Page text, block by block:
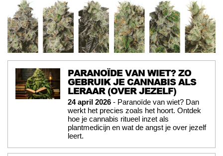
PARANOÏDE VAN WIET? ZO
GEBRUIK JE CANNABIS ALS
LERAAR (OVER JEZELF)
24 april 2026 - Paranoïde van wiet? Dan
werkt het precies zoals het hoort. Ontdek
hoe je cannabis ritueel inzet als
plantmedicijn en wat de angst je over jezelf
leert.